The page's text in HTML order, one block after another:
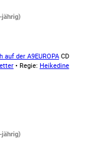
jährig)
auf der A9EUROPACD
• Regie: Heikedine
jährig)